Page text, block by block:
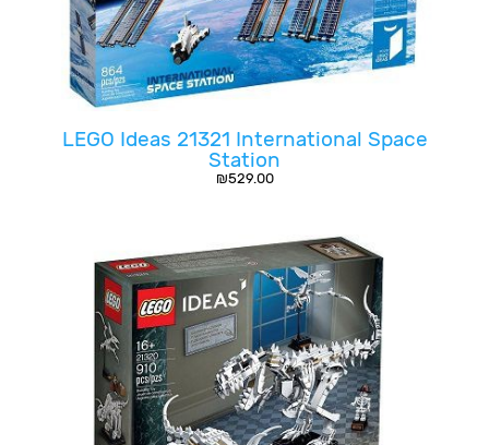
LEGO Ideas 21321 International Space
Station
₪529.00